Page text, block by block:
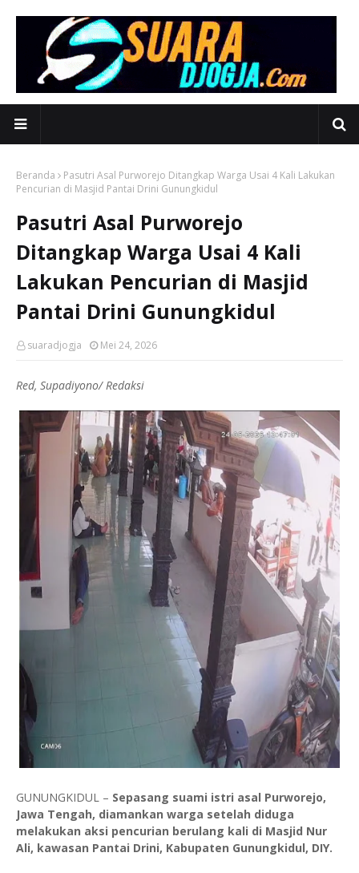
Beranda
Pasutri Asal Purworejo Ditangkap Warga Usai 4 Kali Lakukan
Pencurian di Masjid Pantai Drini Gunungkidul
Pasutri Asal Purworejo
Ditangkap Warga Usai 4 Kali
Lakukan Pencurian di Masjid
Pantai Drini Gunungkidul
suaradjogja Mei 24, 2026
Red, Supadiyono/ Redaksi
GUNUNGKIDUL – Sepasang suami istri asal Purworejo,
Jawa Tengah, diamankan warga setelah diduga
melakukan aksi pencurian berulang kali di Masjid Nur
Ali, kawasan Pantai Drini, Kabupaten Gunungkidul, DIY.